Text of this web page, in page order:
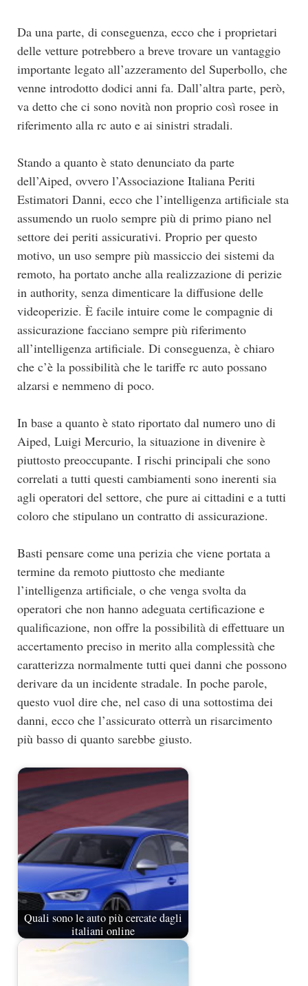
Da una parte, di conseguenza, ecco che i proprietari
delle vetture potrebbero a breve trovare un vantaggio
importante legato all’azzeramento del Superbollo, che
venne introdotto dodici anni fa. Dall’altra parte, però,
va detto che ci sono novità non proprio così rosee in
riferimento alla rc auto e ai sinistri stradali.
Stando a quanto è stato denunciato da parte
dell’Aiped, ovvero l’Associazione Italiana Periti
Estimatori Danni, ecco che l’intelligenza artificiale sta
assumendo un ruolo sempre più di primo piano nel
settore dei periti assicurativi. Proprio per questo
motivo, un uso sempre più massiccio dei sistemi da
remoto, ha portato anche alla realizzazione di perizie
in authority, senza dimenticare la diffusione delle
videoperizie. È facile intuire come le compagnie di
assicurazione facciano sempre più riferimento
all’intelligenza artificiale. Di conseguenza, è chiaro
che c’è la possibilità che le tariffe rc auto possano
alzarsi e nemmeno di poco.
In base a quanto è stato riportato dal numero uno di
Aiped, Luigi Mercurio, la situazione in divenire è
piuttosto preoccupante. I rischi principali che sono
correlati a tutti questi cambiamenti sono inerenti sia
agli operatori del settore, che pure ai cittadini e a tutti
coloro che stipulano un contratto di assicurazione.
Basti pensare come una perizia che viene portata a
termine da remoto piuttosto che mediante
l’intelligenza artificiale, o che venga svolta da
operatori che non hanno adeguata certificazione e
qualificazione, non offre la possibilità di effettuare un
accertamento preciso in merito alla complessità che
caratterizza normalmente tutti quei danni che possono
derivare da un incidente stradale. In poche parole,
questo vuol dire che, nel caso di una sottostima dei
danni, ecco che l’assicurato otterrà un risarcimento
più basso di quanto sarebbe giusto.
Quali sono le auto più cercate dagli
italiani online